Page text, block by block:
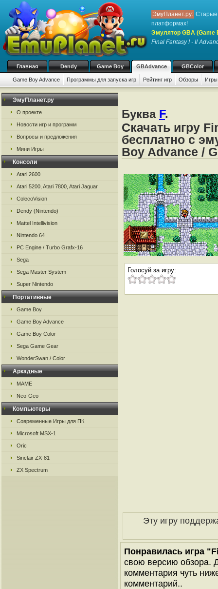
ЭмуПланет.ру: Старые
платформах!
Эмулятор GBA (Game
Final Fantasy I - II
Главная Dendy Game Boy GBAdvance GBColor
Game Boy Advance Программы для запуска игр Рейтинг игр Обзоры
ЭмуПланет.ру
О проекте
Новости игр и программ
Вопросы и предложения
Мини Игры
Консоли
Atari 2600
Atari 5200, Atari 7800, Atari Jaguar
ColecoVision
Dendy (Nintendo)
Mattel Intellivision
Nintendo 64
PC Engine / Turbo Grafx-16
Sega
Sega Master System
Super Nintendo
Портативные
Game Boy
Game Boy Advance
Game Boy Color
Sega Game Gear
WonderSwan / Color
Аркадные
MAME
Neo-Geo
Компьютеры
Современные Игры для ПК
Microsoft MSX-1
Oric
Sinclair ZX-81
ZX Spectrum
Буква F.
Скачать игру
бесплатно с
Boy Advance /
Голосуй за игру:
Эту игру
Понравилась игра
свою версию обзора.
комментария чуть
комментарий..